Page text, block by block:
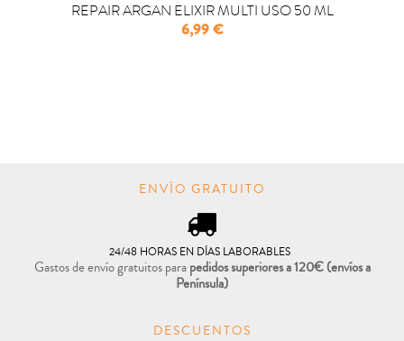
REPAIR ARGAN ELIXIR MULTI USO 50 ML
Precio
6,99 €
ENVÍO GRATUITO
24/48 HORAS EN DÍAS LABORABLES
Gastos de envío gratuitos parapedidos superiores a 120€(envíos a
Península)
DESCUENTOS